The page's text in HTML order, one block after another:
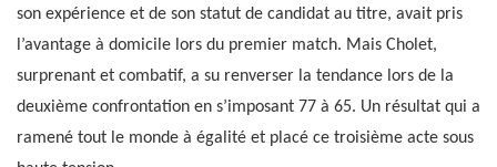
son expérience et de son statut de candidat au titre, avait pris
l’avantage à domicile lors du premier match. Mais Cholet,
surprenant et combatif, a su renverser la tendance lors de la
deuxième confrontation en s’imposant 77 à 65. Un résultat qui a
ramené tout le monde à égalité et placé ce troisième acte sous